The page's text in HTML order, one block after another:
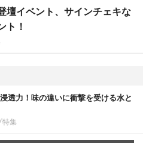
壇イベント、サインチェキな
ト！
透力！味の違いに衝撃を受ける水と
特集